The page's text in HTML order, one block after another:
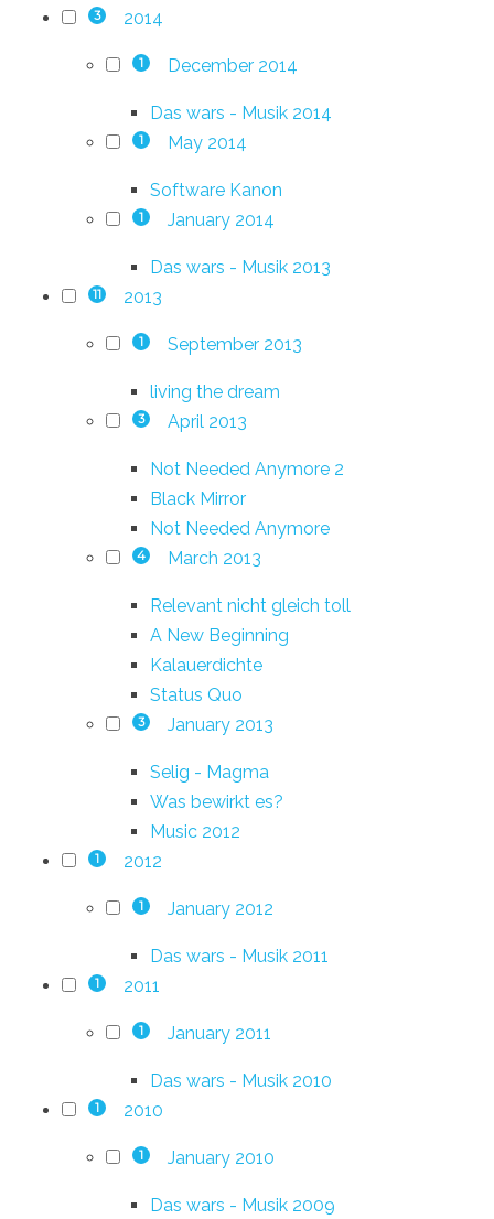
3 2014
1 December 2014
Das wars - Musik 2014
1 May 2014
Software Kanon
1 January 2014
Das wars - Musik 2013
11 2013
1 September 2013
living the dream
3 April 2013
Not Needed Anymore 2
Black Mirror
Not Needed Anymore
4 March 2013
Relevant nicht gleich toll
A New Beginning
Kalauerdichte
Status Quo
3 January 2013
Selig - Magma
Was bewirkt es?
Music 2012
1 2012
1 January 2012
Das wars - Musik 2011
1 2011
1 January 2011
Das wars - Musik 2010
1 2010
1 January 2010
Das wars - Musik 2009